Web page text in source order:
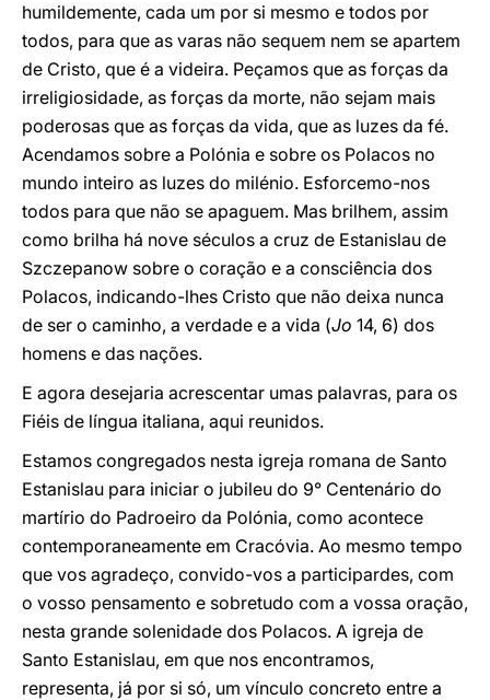
humildemente, cada um por si mesmo e todos por
todos, para que as varas não sequem nem se apartem
de Cristo, que é a videira. Peçamos que as forças da
irreligiosidade, as forças da morte, não sejam mais
poderosas que as forças da vida, que as luzes da fé.
Acendamos sobre a Polónia e sobre os Polacos no
mundo inteiro as luzes do milénio. Esforcemo-nos
todos para que não se apaguem. Mas brilhem, assim
como brilha há nove séculos a cruz de Estanislau de
Szczepanow sobre o coração e a consciência dos
Polacos, indicando-lhes Cristo que não deixa nunca
de ser o caminho, a verdade e a vida (Jo 14, 6) dos
homens e das nações.
E agora desejaria acrescentar umas palavras, para os
Fiéis de língua italiana, aqui reunidos.
Estamos congregados nesta igreja romana de Santo
Estanislau para iniciar o jubileu do 9° Centenário do
martírio do Padroeiro da Polónia, como acontece
contemporaneamente em Cracóvia. Ao mesmo tempo
que vos agradeço, convido-vos a participardes, com
o vosso pensamento e sobretudo com a vossa oração,
nesta grande solenidade dos Polacos. A igreja de
Santo Estanislau, em que nos encontramos,
representa, já por si só, um vínculo concreto entre a